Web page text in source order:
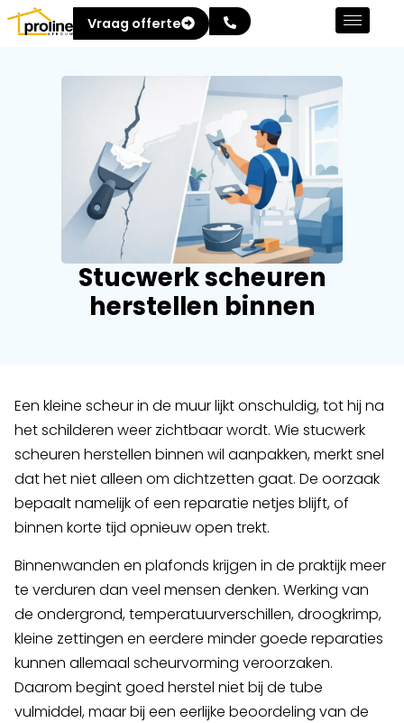
Vraag offerte
Stucwerk scheuren
herstellen binnen
Een kleine scheur in de muur lijkt onschuldig, tot hij na
het schilderen weer zichtbaar wordt. Wie stucwerk
scheuren herstellen binnen wil aanpakken, merkt snel
dat het niet alleen om dichtzetten gaat. De oorzaak
bepaalt namelijk of een reparatie netjes blijft, of
binnen korte tijd opnieuw open trekt.
Binnenwanden en plafonds krijgen in de praktijk meer
te verduren dan veel mensen denken. Werking van
de ondergrond, temperatuurverschillen, droogkrimp,
kleine zettingen en eerdere minder goede reparaties
kunnen allemaal scheurvorming veroorzaken.
Daarom begint goed herstel niet bij de tube
vulmiddel, maar bij een eerlijke beoordeling van de